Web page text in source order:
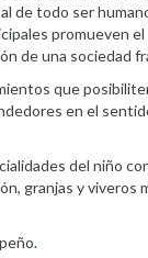
de todo ser
promueven
de una sociedad
que
en el
del niño
granjas y viveros